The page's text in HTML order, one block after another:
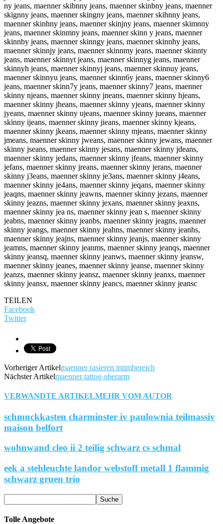
ny jeans, maenner skibnny jeans, maenner skinbny jeans, maenner
skignny jeans, maenner skingny jeans, maenner skihnny jeans,
maenner skinhny jeans, maenner skinjny jeans, maenner skimnny
jeans, maenner skinmny jeans, maenner skinn y jeans, maenner
skinnby jeans, maenner skinngy jeans, maenner skinnhy jeans,
maenner skinnjy jeans, maenner skinnmy jeans, maenner skinnty
jeans, maenner skinnyt jeans, maenner skinnyg jeans, maenner
skinnyh jeans, maenner skinnyj jeans, maenner skinnuy jeans,
maenner skinnyu jeans, maenner skinn6y jeans, maenner skinny6
jeans, maenner skinn7y jeans, maenner skinny7 jeans, maenner
skinny njeans, maenner skinny jneans, maenner skinny hjeans,
maenner skinny jheans, maenner skinny yjeans, maenner skinny
jyeans, maenner skinny ujeans, maenner skinny jueans, maenner
skinny ijeans, maenner skinny jieans, maenner skinny kjeans,
maenner skinny jkeans, maenner skinny mjeans, maenner skinny
jmeans, maenner skinny jweans, maenner skinny jewans, maenner
skinny jseans, maenner skinny jesans, maenner skinny jdeans,
maenner skinny jedans, maenner skinny jfeans, maenner skinny
jefans, maenner skinny jreans, maenner skinny jerans, maenner
skinny j3eans, maenner skinny je3ans, maenner skinny j4eans,
maenner skinny je4ans, maenner skinny jeqans, maenner skinny
jeaqns, maenner skinny jeawns, maenner skinny jezans, maenner
skinny jeazns, maenner skinny jexans, maenner skinny jeaxns,
maenner skinny jea ns, maenner skinny jean s, maenner skinny
jeabns, maenner skinny jeanbs, maenner skinny jeagns, maenner
skinny jeangs, maenner skinny jeahns, maenner skinny jeanhs,
maenner skinny jeajns, maenner skinny jeanjs, maenner skinny
jeamns, maenner skinny jeanms, maenner skinny jeanqs, maenner
skinny jeansq, maenner skinny jeanws, maenner skinny jeansw,
maenner skinny jeanes, maenner skinny jeanse, maenner skinny
jeanzs, maenner skinny jeansz, maenner skinny jeanxs, maenner
skinny jeansx, maenner skinny jeancs, maenner skinny jeansc
TEILEN
Facebook
Twitter
Vorheriger Artikelmaenner rasieren intimbereich
Nächster Artikelmaenner tattoo oberarm
VERWANDTE ARTIKELMEHR VOM AUTOR
schmuckkasten charminster iv paulownia teilmassiv
maison belfort
wohnwand cleo ii 2 teilig schwarz cs schmal
eek a stehleuchte landor webstoff metall 1 flammig
schwarz gruen trio
Tolle Angebote